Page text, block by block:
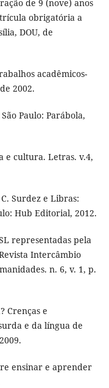
de 9 (nove) anos
obrigatória a
DOU, de
acadêmicos-
2002.
Paulo: Parábola,
e cultura. Letras. v.4,
C. Surdez e Libras:
Hub Editorial, 2012.
representadas pela
Intercâmbio
n. 6, v. 1, p.
Crenças e
e da língua de
ensinar e aprender